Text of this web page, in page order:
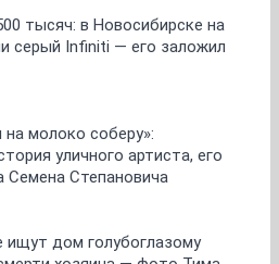
тысяч: в Новосибирске на
серый Infiniti — его заложил
молоко соберу»:
уличного артиста, его
Семена Степановича
ищут дом голубоглазому